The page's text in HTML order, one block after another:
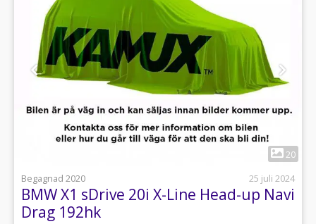
20
Begagnad 2020
25 juli 2024
BMW X1 sDrive 20i X-Line Head-up Navi
Drag 192hk